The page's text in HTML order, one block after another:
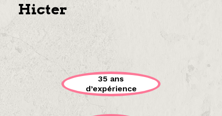
Hicter
35 ans
d’expérience